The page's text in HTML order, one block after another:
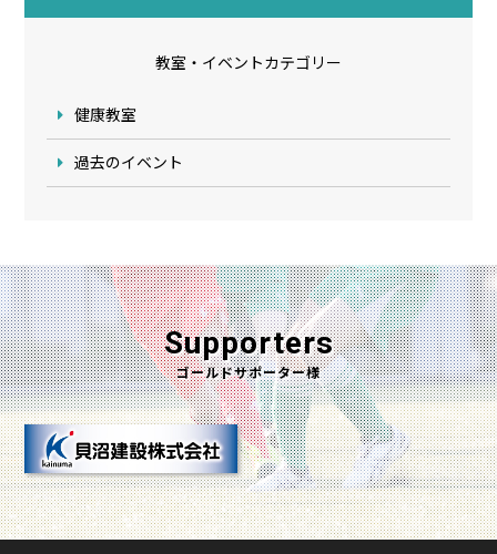
教室・イベントカテゴリー
健康教室
過去のイベント
Supporters
ゴールドサポーター様